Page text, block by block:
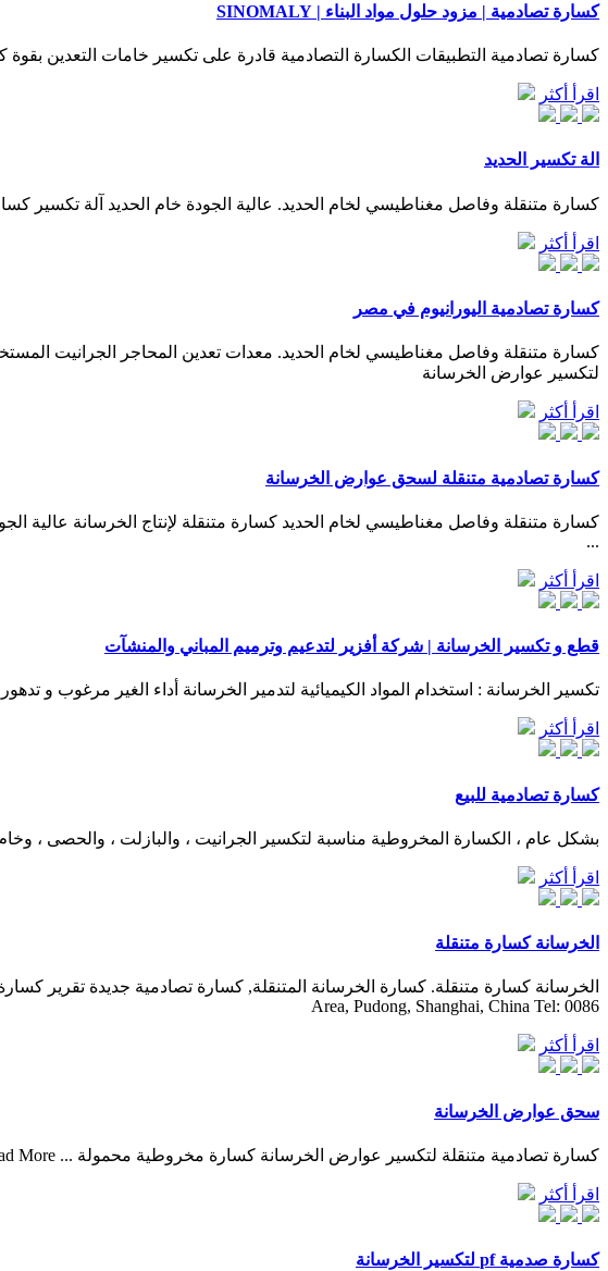
كسارة تصادمية | مزود حلول مواد البناء | SINOMALY
كسارة تصادمية التطبيقات الكسارة التصادمية قادرة على تكسير خامات التعدين بقوة كبيرة
اقرأ أكثر
الة تكسير الحديد
كسارة متنقلة وفاصل مغناطيسي لخام الحديد. عالية الجودة خام الحديد آلة
اقرأ أكثر
كسارة تصادمية اليورانيوم في مصر
كسارة متنقلة وفاصل مغناطيسي لخام الحديد. معدات تعدين المحاجر الجرانيت
لتكسير عوارض الخرسانة
اقرأ أكثر
كسارة تصادمية متنقلة لسحق عوارض الخرسانة
كسارة متنقلة وفاصل مغناطيسي لخام الحديد كسارة متنقلة لإنتاج الخرسانة
...
اقرأ أكثر
قطع و تكسير الخرسانة | شركة أفزير لتدعيم وترميم المباني والمنشآت
تكسير الخرسانة : استخدام المواد الكيميائية لتدمير الخرسانة أداء الغير مرغوب و
اقرأ أكثر
كسارة تصادمية للبيع
بشكل عام ، الكسارة المخروطية مناسبة لتكسير الجرانيت ، والبازلت ، والحصى ،
اقرأ أكثر
الخرسانة كسارة متنقلة
Area, Pudong, Shanghai, China Tel: 0086
اقرأ أكثر
سحق عوارض الخرسانة
كسارة تصادمية متنقلة لتكسير عوارض الخرسانة كسارة مخروطية محمولة ... Read More عملية سحق الركام الخشن. Read More عوارض السكك الحديدية ملموسة
اقرأ أكثر
كسارة صدمية pf لتكسير الخرسانة